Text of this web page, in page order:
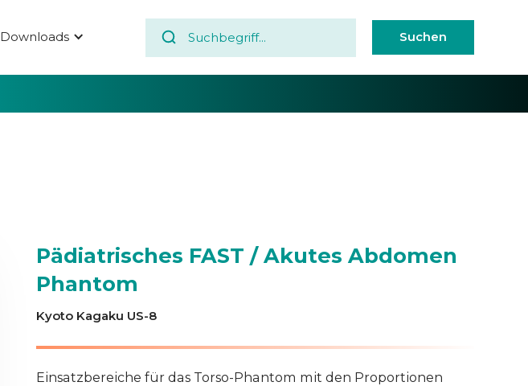
Downloads
Pädiatrisches FAST / Akutes Abdomen
Phantom
Kyoto Kagaku US-8
Einsatzbereiche für das Torso-Phantom mit den Proportionen